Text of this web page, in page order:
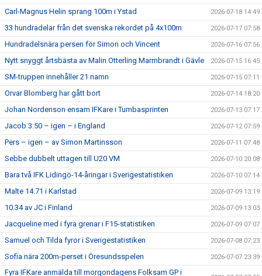
Carl-Magnus Helin sprang 100m i Ystad 2026-07-18 14:49
33 hundradelar från det svenska rekordet på 4x100m 2026-07-17 07:58
Hundradelsnära persen för Simon och Vincent 2026-07-16 07:56
Nytt snyggt årtsbästa av Malin Otterling Marmbrandt i Gävle 2026-07-15 16:45
SM-truppen innehåller 21 namn 2026-07-15 07:11
Orvar Blomberg har gått bort 2026-07-14 18:20
Johan Nordenson ensam IFKare i Tumbasprinten 2026-07-13 07:17
Jacob 3:50 – igen – i England 2026-07-12 07:59
Pers – igen – av Simon Martinsson 2026-07-11 07:48
Sebbe dubbelt uttagen till U20 VM 2026-07-10 20:08
Bara två IFK Lidingö-14-åringar i Sverigestatistiken 2026-07-10 07:14
Malte 14.71 i Karlstad 2026-07-09 13:19
10.34 av JC i Finland 2026-07-09 13:03
Jacqueline med i fyra grenar i F15-statistiken 2026-07-09 07:07
Samuel och Tilda fyror i Sverigestatistiken 2026-07-08 07:23
Sofia nära 200m-perset i Öresundsspelen 2026-07-07 23:39
Fyra IFKare anmälda till morgondagens Folksam GP i